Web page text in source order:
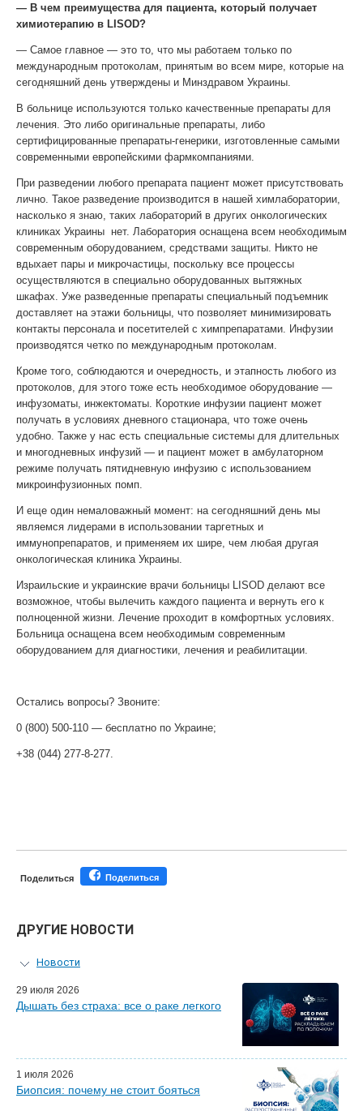
— В чем преимущества для пациента, который получает
химиотерапию в LISOD?
— Самое главное — это то, что мы работаем только по
международным протоколам, принятым во всем мире, которые на
сегодняшний день утверждены и Минздравом Украины.
В больнице используются только качественные препараты для
лечения. Это либо оригинальные препараты, либо
сертифицированные препараты-генерики, изготовленные самыми
современными европейскими фармкомпаниями.
При разведении любого препарата пациент может присутствовать
лично. Такое разведение производится в нашей химлаборатории,
насколько я знаю, таких лабораторий в других онкологических
клиниках Украины нет. Лаборатория оснащена всем необходимым
современным оборудованием, средствами защиты. Никто не
вдыхает пары и микрочастицы, поскольку все процессы
осуществляются в специально оборудованных вытяжных
шкафах. Уже разведенные препараты специальный подъемник
доставляет на этажи больницы, что позволяет минимизировать
контакты персонала и посетителей с химпрепаратами. Инфузии
производятся четко по международным протоколам.
Кроме того, соблюдаются и очередность, и этапность любого из
протоколов, для этого тоже есть необходимое оборудование —
инфузоматы, инжектоматы. Короткие инфузии пациент может
получать в условиях дневного стационара, что тоже очень
удобно. Также у нас есть специальные системы для длительных
и многодневных инфузий — и пациент может в амбулаторном
режиме получать пятидневную инфузию с использованием
микроинфузионных помп.
И еще один немаловажный момент: на сегодняшний день мы
являемся лидерами в использовании таргетных и
иммунопрепаратов, и применяем их шире, чем любая другая
онкологическая клиника Украины.
Израильские и украинские врачи больницы LISOD делают все
возможное, чтобы вылечить каждого пациента и вернуть его к
полноценной жизни. Лечение проходит в комфортных условиях.
Больница оснащена всем необходимым современным
оборудованием для диагностики, лечения и реабилитации.
Остались вопросы? Звоните:
0 (800) 500-110 — бесплатно по Украине;
+38 (044) 277-8-277.
Поделиться Поделиться
ДРУГИЕ НОВОСТИ
Новости
Персональный гид
Мастер-классы для врачей
Наши партнеры
29 июля 2026
Дышать без страха: все о раке легкого
1 июля 2026
Биопсия: почему не стоит бояться